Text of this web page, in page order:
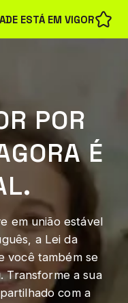
ESTÁ EM VIGOR
POR
É
em união estável
a Lei da
você também se
Transforme a sua
com a